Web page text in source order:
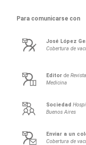
Para comunicarse con
José López
Cobertura de
Editor de
Medicina
Sociedad
Buenos Aires
Enviar a un
Cobertura de